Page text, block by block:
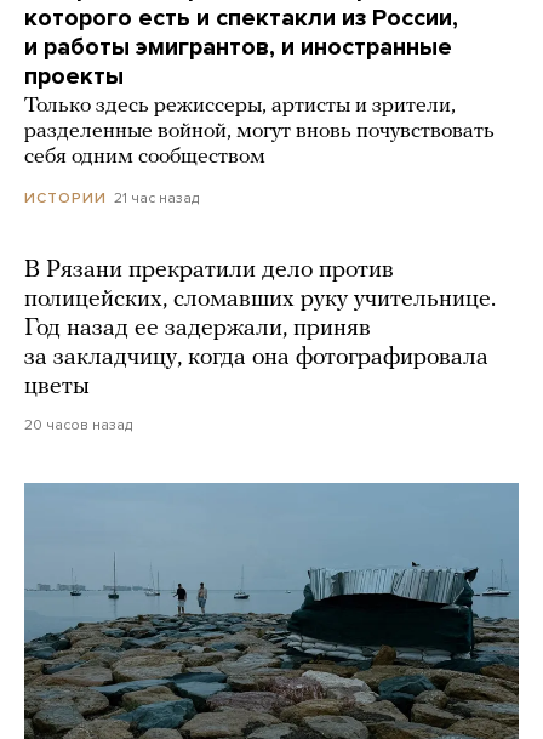
которого есть и спектакли из России,
и работы эмигрантов, и иностранные
проекты
Только здесь режиссеры, артисты и зрители,
разделенные войной, могут вновь почувствовать
себя одним сообществом
ИСТОРИИ 21 час назад
В Рязани прекратили дело против
полицейских, сломавших руку учительнице.
Год назад ее задержали, приняв
за закладчицу, когда она фотографировала
цветы
20 часов назад